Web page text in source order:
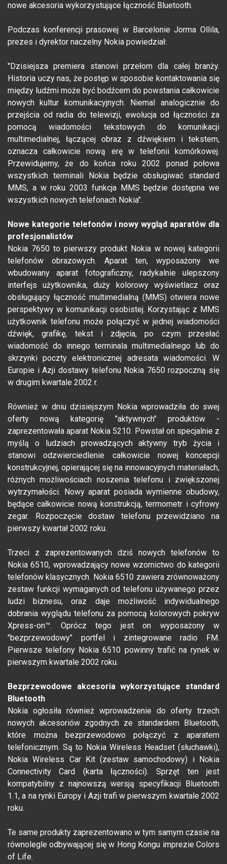
nowe akcesoria wykorzystujące łączność Bluetooth.
Podczas konferencji prasowej w Barcelonie Jorma Ollila,
prezes i dyrektor naczelny Nokia powiedział:
"Dzisiejsza premiera stanowi przełom dla całej branży.
Historia uczy nas, że postęp w sposobie kontaktowania się
między ludźmi może być bodźcem do powstania całkowicie
nowych kultur komunikacyjnych. Niemal analogicznie do
przejścia od radia do telewizji, ewolucja od łączności za
pomocą wiadomości tekstowych do komunikacji
multimedialnej, łączącej obraz z dźwiękiem i tekstem,
oznacza całkowicie nową erę w telefonii komórkowej.
Przewidujemy, że do końca roku 2002 ponad połowa
wszystkich terminali Nokia będzie obsługiwać standard
MMS, a w roku 2003 funkcja MMS będzie dostępna we
wszystkich nowych telefonach Nokia".
Nowe kategorie telefonów i nowy wygląd aparatów dla
profesjonalistów
Nokia 7650 to pierwszy produkt Nokia w nowej kategorii
telefonów obrazowych. Aparat ten, wyposażony we
wbudowany aparat fotograficzny, radykalnie ulepszony
interfejs użytkownika, duży kolorowy wyświetlacz oraz
obsługujący łączność multimedialną (MMS) otwiera nowe
perspektywy w komunikacji osobistej. Korzystając z MMS
użytkownik telefonu może połączyć w jednej wiadomości
dźwięk, grafikę, tekst i zdjęcia, po czym przesłać
wiadomość do innego terminala multimedialnego lub do
skrzynki poczty elektronicznej adresata wiadomości. W
Europie i Azji dostawy telefonu Nokia 7650 rozpoczną się
w drugim kwartale 2002 r.
Również w dniu dzisiejszym Nokia wprowadziła do swej
oferty nową kategorię "aktywnych" produktów -
zaprezentowała aparat Nokia 5210. Powstał on specjalnie z
myślą o ludziach prowadzących aktywny tryb życia i
stanowi odzwierciedlenie całkowicie nowej koncepcji
konstrukcyjnej, opierającej się na innowacyjnych materiałach,
różnych możliwościach noszenia telefonu i zwiększonej
wytrzymałości. Nowy aparat posiada wymienne obudowy,
będące całkowicie nową konstrukcją, termometr i cyfrowy
zegar. Rozpoczęcie dostaw telefonu przewidziano na
pierwszy kwartał 2002 roku.
Trzeci z zaprezentowanych dziś nowych telefonów to
Nokia 6510, wprowadzający nowe wzornictwo do kategorii
telefonów klasycznych. Nokia 6510 zawiera zrównoważony
zestaw funkcji wymaganych od telefonu używanego przez
ludzi biznesu, oraz daje możliwość indywidualnego
dobrania wyglądu telefonu za pomocą kolorowych pokryw
Xpress-on™. Oprócz tego jest on wyposażony w
"bezprzewodowy" portfel i zintegrowane radio FM.
Pierwsze telefony Nokia 6510 powinny trafić na rynek w
pierwszym kwartale 2002 roku.
Bezprzewodowe akcesoria wykorzystujące standard
Bluetooth
Nokia ogłosiła również wprowadzenie do oferty trzech
nowych akcesoriów zgodnych ze standardem Bluetooth,
które można bezprzewodowo połączyć z aparatem
telefonicznym. Są to Nokia Wireless Headset (słuchawki),
Nokia Wireless Car Kit (zestaw samochodowy) i Nokia
Connectivity Card (karta łączności). Sprzęt ten jest
kompatybilny z najnowszą wersją specyfikacji Bluetooth
1.1, a na rynki Europy i Azji trafi w pierwszym kwartale 2002
roku.
Te same produkty zaprezentowano w tym samym czasie na
równolegle odbywającej się w Hong Kongu imprezie Colors
of Life.